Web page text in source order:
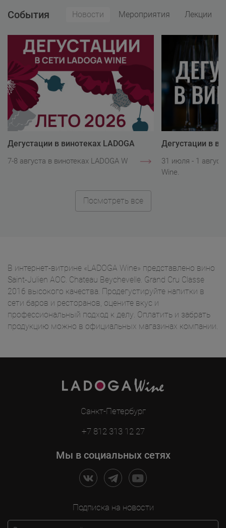
События Новости Мероприятия Лекции
Дегустации в винотеках LADOGA
7-8 августа в винотеках LADOGA Wine.
Дегустации в
31 июля - 1
Wine.
Посмотреть все
В интернет-витрине «LADOGA Wine» представлено вино
Saint-Julien AOC. Chateau Beychevelle. Grand Cru Classe
2016 высокого качества. Продегустируйте напитки в
сети баров и ресторанов, оцените вкус и
профессиональный подход к делу. Оплатить и забрать
продукцию можно в официальных магазинах компании.
Санкт-Петербург
+7 812 313 12 27
Мы в социальных сетях
Подписка на новости